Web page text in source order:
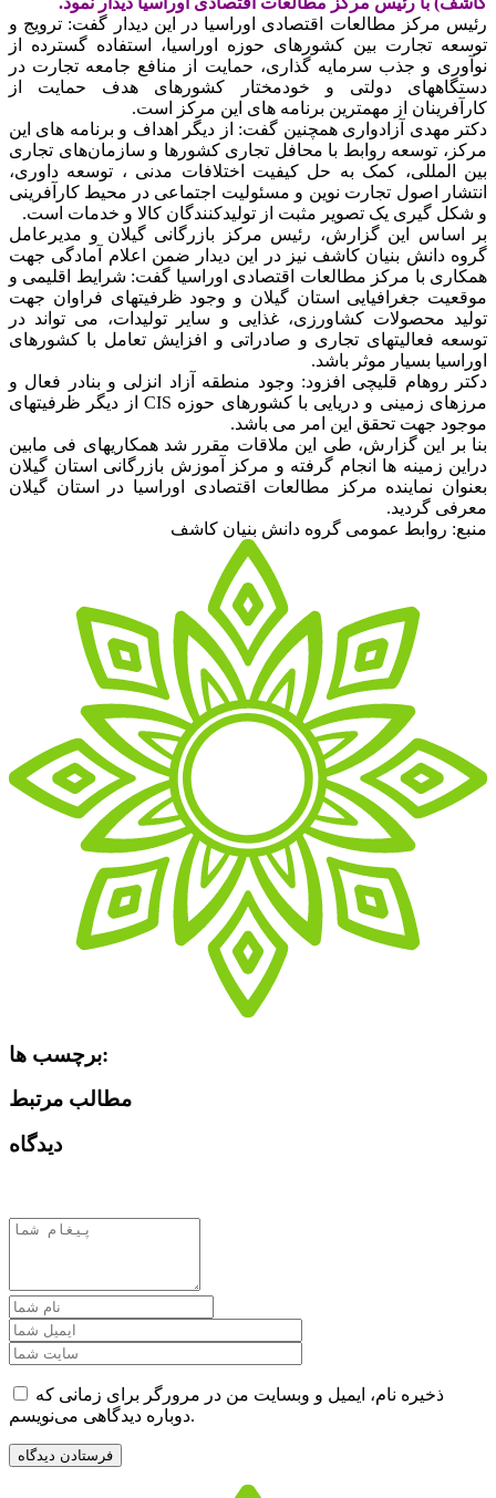
رئیس مرکز مطالعات اقتصادی اوراسیا در این دیدار گفت: ترویج و
توسعه تجارت بین کشورهای حوزه اوراسیا، استفاده گسترده از
نوآوری و جذب سرمایه گذاری، حمایت از منافع جامعه تجارت در
دستگاههای دولتی و خودمختار کشورهای هدف حمایت از
کارآفرینان از مهمترین برنامه های این مرکز است.
دکتر مهدی آزادواری همچنین گفت: از دیگر اهداف و برنامه های این
مرکز، توسعه روابط با محافل تجاری کشورها و سازمان‌های تجاری
بین المللی، کمک به حل کیفیت اختلافات مدنی ، توسعه داوری،
انتشار اصول تجارت نوین و مسئولیت اجتماعی در محیط کارآفرینی
و شکل گیری یک تصویر مثبت از تولیدکنندگان کالا و خدمات است.
بر اساس این گزارش، رئیس مرکز بازرگانی گیلان و مدیرعامل
گروه دانش بنیان کاشف نیز در این دیدار ضمن اعلام آمادگی جهت
همکاری با مرکز مطالعات اقتصادی اوراسیا گفت: شرایط اقلیمی و
موقعیت جغرافیایی استان گیلان و وجود ظرفیتهای فراوان جهت
تولید محصولات کشاورزی، غذایی و سایر تولیدات، می تواند در
توسعه فعالیتهای تجاری و صادراتی و افزایش تعامل با کشورهای
اوراسیا بسیار موثر باشد.
دکتر روهام قلیچی افزود: وجود منطقه آزاد انزلی و بنادر فعال و
مرزهای زمینی و دریایی با کشورهای حوزه CIS از دیگر ظرفیتهای
موجود جهت تحقق این امر می باشد.
بنا بر این گزارش، طی این ملاقات مقرر شد همکاریهای فی مابین
دراین زمینه ها انجام گرفته و مرکز آموزش بازرگانی استان گیلان
بعنوان نماینده مرکز مطالعات اقتصادی اوراسیا در استان گیلان
معرفی گردید.
منبع: روابط عمومی گروه دانش بنیان کاشف
برچسب ها:
مطالب مرتبط
دیدگاه
ذخیره نام، ایمیل و وبسایت من در مرورگر برای زمانی که
دوباره دیدگاهی می‌نویسم.